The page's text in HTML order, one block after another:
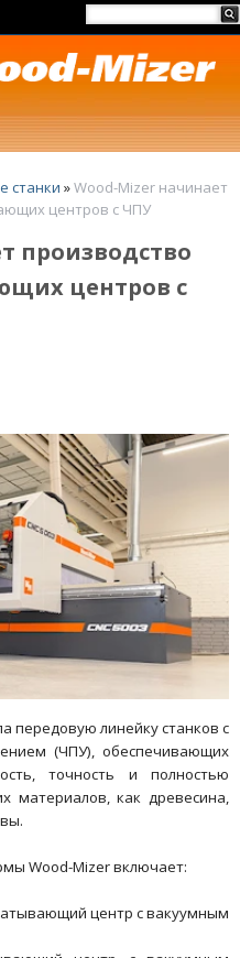
станки »Wood-Mizer начинает
центров с ЧПУ
производство
центров с
передовую линейку станков с
(ЧПУ), обеспечивающих
точность и полностью
материалов, как древесина,
Wood-Mizer включает:
центр с вакуумным